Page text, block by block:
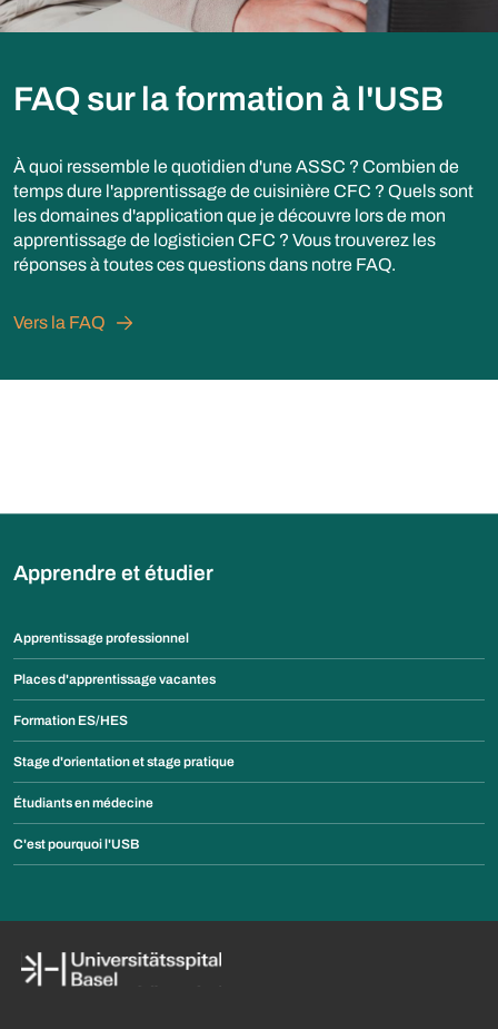
FAQ sur la formation à l'USB
À quoi ressemble le quotidien d'une ASSC ? Combien de
temps dure l'apprentissage de cuisinière CFC ? Quels sont
les domaines d'application que je découvre lors de mon
apprentissage de logisticien CFC ? Vous trouverez les
réponses à toutes ces questions dans notre FAQ.
Vers la FAQ
Apprendre et étudier
Apprentissage professionnel
Places d'apprentissage vacantes
Formation ES/HES
Stage d'orientation et stage pratique
Étudiants en médecine
C'est pourquoi l'USB